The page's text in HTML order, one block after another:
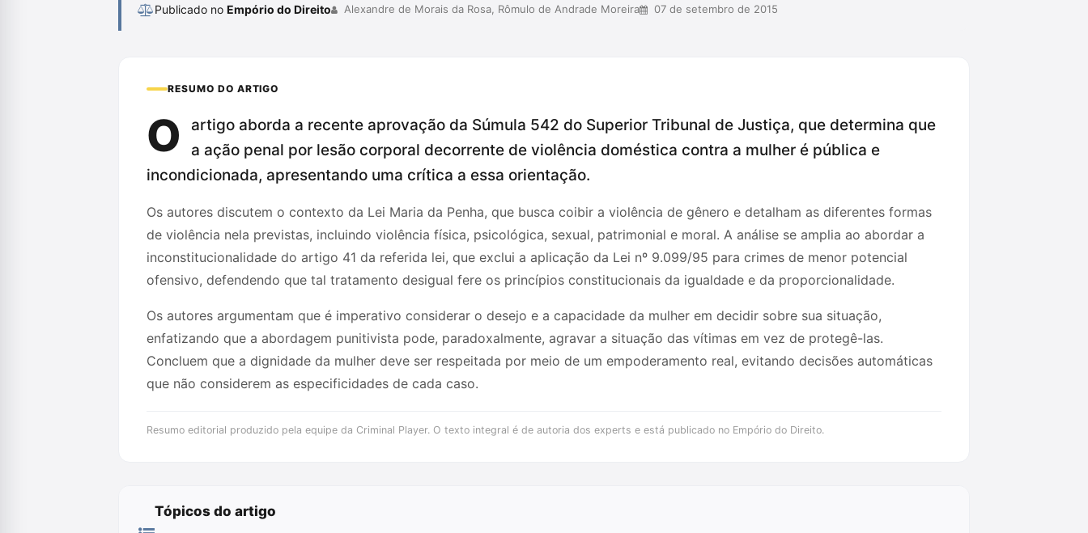
Publicado no Empório do Direito Alexandre de Morais da Rosa, Rômulo de Andrade Moreira 07 de setembro de 2015
RESUMO DO ARTIGO
O
artigo aborda a recente aprovação da Súmula 542 do Superior Tribunal de Justiça, que determina que
a ação penal por lesão corporal decorrente de violência doméstica contra a mulher é pública e
incondicionada, apresentando uma crítica a essa orientação.
Os autores discutem o contexto da Lei Maria da Penha, que busca coibir a violência de gênero e detalham as diferentes formas
de violência nela previstas, incluindo violência física, psicológica, sexual, patrimonial e moral. A análise se amplia ao abordar a
inconstitucionalidade do artigo 41 da referida lei, que exclui a aplicação da Lei nº 9.099/95 para crimes de menor potencial
ofensivo, defendendo que tal tratamento desigual fere os princípios constitucionais da igualdade e da proporcionalidade.
Os autores argumentam que é imperativo considerar o desejo e a capacidade da mulher em decidir sobre sua situação,
enfatizando que a abordagem punitivista pode, paradoxalmente, agravar a situação das vítimas em vez de protegê-las.
Concluem que a dignidade da mulher deve ser respeitada por meio de um empoderamento real, evitando decisões automáticas
que não considerem as especificidades de cada caso.
Resumo editorial produzido pela equipe da Criminal Player. O texto integral é de autoria dos experts e está publicado no Empório do Direito.
Tópicos do artigo